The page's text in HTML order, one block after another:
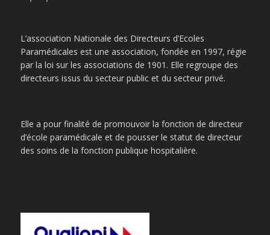
L’association Nationale des Directeurs d’Ecoles
Paramédicales est une association, fondée en 1997, régie
par la loi sur les associations de 1901. Elle regroupe des
directeurs issus du secteur public et du secteur privé.
Elle a pour finalité de promouvoir la fonction de directeur
d’école paramédicale et de pousser le statut de directeur
des soins de la fonction publique hospitalière.